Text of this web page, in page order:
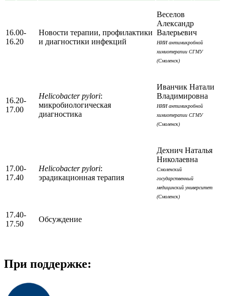
16.00-
16.20
Новости терапии, профилактики
и диагностики инфекций
Веселов
Александр
Валерьевич
НИИ антимикробной
химиотерапии СГМУ
(Смоленск)
16.20-
17.00
Helicobacter pylori:
микробиологическая
диагностика
Иванчик Натали
Владимировна
НИИ антимикробной
химиотерапии СГМУ
(Смоленск)
17.00-
17.40
Helicobacter pylori:
эрадикационная терапия
Дехнич Наталья
Николаевна
Смоленский
государственный
медицинский университет
(Смоленск)
17.40-
17.50
Обсуждение
При поддержке: